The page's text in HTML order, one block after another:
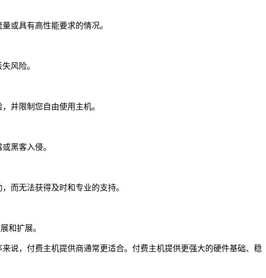
或具有高性能要求的情况。
风险。
并限制您自由使用主机。
黑客入侵。
而无法获得及时和专业的支持。
和扩展。
说，付费主机提供商通常更适合。付费主机提供更强大的硬件基础、稳